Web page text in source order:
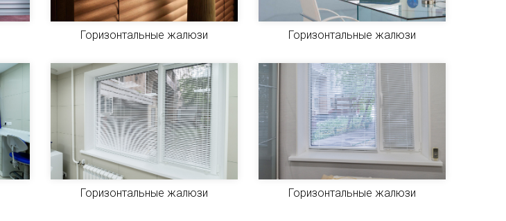
Горизонтальные жалюзи Горизонтальные жалюзи
Горизонтальные жалюзи Горизонтальные жалюзи